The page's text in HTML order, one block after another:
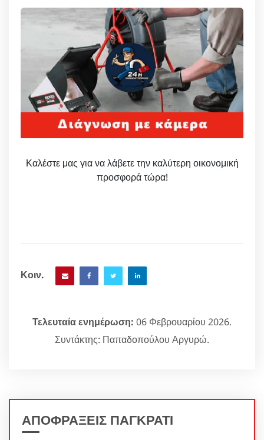
Καλέστε μας για να λάβετε την καλύτερη οικονομική
προσφορά τώρα!
Κοιν.
Τελευταία ενημέρωση: 06 Φεβρουαρίου 2026.
Συντάκτης: Παπαδοπούλου Αργυρώ.
ΑΠΟΦΡΑΞΕΙΣ ΠΑΓΚΡΑΤΙ